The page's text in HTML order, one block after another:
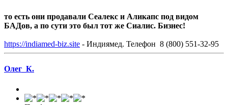
то есть они продавали Сеалекс и Аликапс под видом
БАДов, а по сути это был тот же Сиалис. Бизнес!
https://indiamed-biz.site - Индиямед. Телефон 8 (800) 551-32-95
Олег_К.